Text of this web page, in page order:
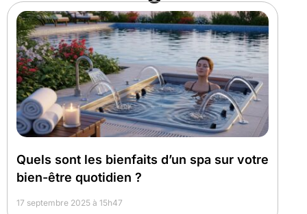
Quels sont les bienfaits d’un spa sur votre
bien-être quotidien ?
17 septembre 2025 à 15h47